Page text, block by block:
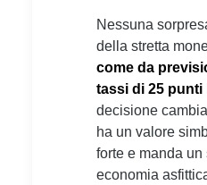
Nessuna
della stretta
come da
tassi di 25 punti
decisione
ha un valore
forte e manda un
economia